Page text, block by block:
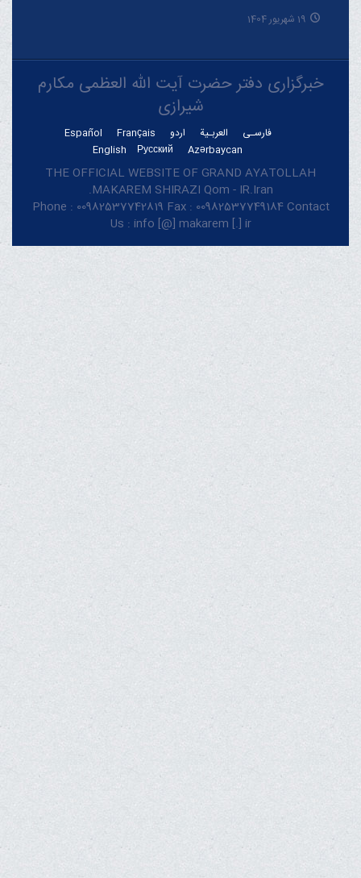
19 شهریور 1404
خبرگزاری دفتر حضرت آیت الله العظمی مکارم
شیرازی
فارسـی العربـیة اردو Français
Español
Azərbaycan
Русский
English
THE OFFICIAL WEBSITE OF GRAND AYATOLLAH
MAKAREM SHIRAZI Qom - IR.Iran.
Phone : 00982537742819 Fax : 00982537749184 Contact
Us : info [@] makarem [.] ir